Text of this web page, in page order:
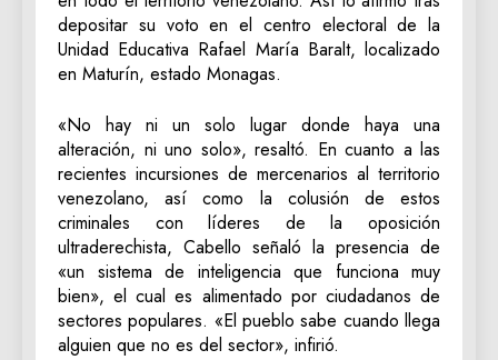
depositar su voto en el centro electoral de la
Unidad Educativa Rafael María Baralt, localizado
en Maturín, estado Monagas.
«No hay ni un solo lugar donde haya una
alteración, ni uno solo», resaltó. En cuanto a las
recientes incursiones de mercenarios al territorio
venezolano, así como la colusión de estos
criminales con líderes de la oposición
ultraderechista, Cabello señaló la presencia de
«un sistema de inteligencia que funciona muy
bien», el cual es alimentado por ciudadanos de
sectores populares. «El pueblo sabe cuando llega
alguien que no es del sector», infirió.